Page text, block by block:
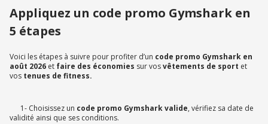
Appliquez un code promo Gymshark en
5 étapes
Voici les étapes à suivre pour profiter d’un code promo Gymshark en
août 2026 et faire des économies sur vosvêtements de sport et
vos tenues de fitness.
1- Choisissez un code promo Gymshark valide, vérifiez sa date de
validité ainsi que ses conditions.